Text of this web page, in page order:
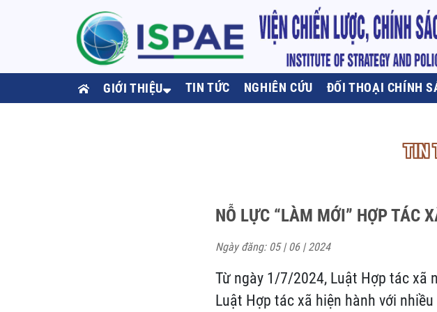
GIỚI THIỆU TIN TỨC NGHIÊN CỨU ĐỐI THOẠI CHÍNH
TIN
NỖ LỰC “LÀM MỚI” HỢP TÁC
Ngày đăng: 05 | 06 | 2024
Từ ngày 1/7/2024, Luật Hợp tác xã
Luật Hợp tác xã hiện hành với